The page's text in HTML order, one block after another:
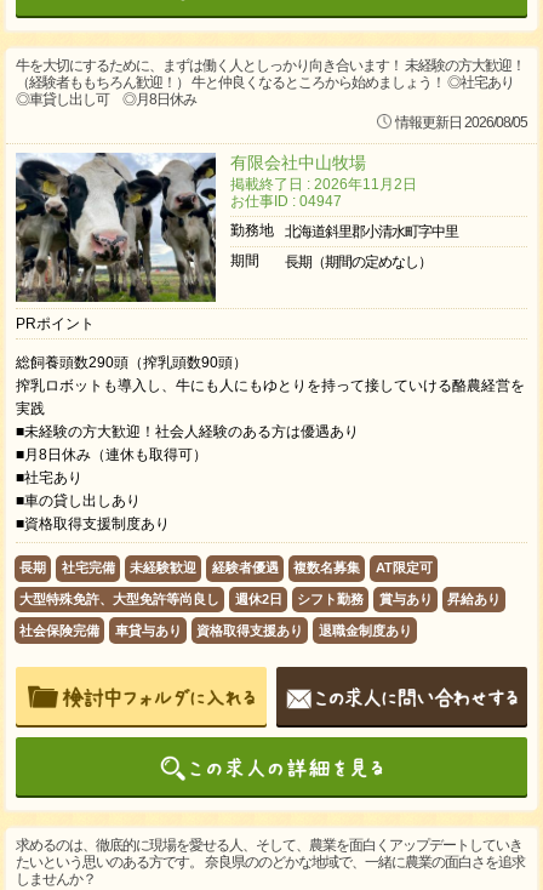
牛を大切にするために、まずは働く人としっかり向き合います！ 未経験の方大歓迎！
（経験者ももちろん歓迎！） 牛と仲良くなるところから始めましょう！ ◎社宅あり
◎車貸し出し可 ◎月8日休み
情報更新日 2026/08/05
有限会社中山牧場
掲載終了日 : 2026年11月2日
お仕事ID : 04947
勤務地
北海道斜里郡小清水町字中里
期間
長期（期間の定めなし）
PRポイント
総飼養頭数290頭（搾乳頭数90頭）
搾乳ロボットも導入し、牛にも人にもゆとりを持って接していける酪農経営を
実践
■未経験の方大歓迎！社会人経験のある方は優遇あり
■月8日休み（連休も取得可）
■社宅あり
■車の貸し出しあり
■資格取得支援制度あり
長期 社宅完備 未経験歓迎 経験者優遇 複数名募集 AT限定可
大型特殊免許、大型免許等尚良し 週休2日 シフト勤務 賞与あり 昇給あり
社会保険完備 車貸与あり 資格取得支援あり 退職金制度あり
求めるのは、徹底的に現場を愛せる人、そして、農業を面白くアップデートしていき
たいという思いのある方です。 奈良県ののどかな地域で、一緒に農業の面白さを追求
しませんか？